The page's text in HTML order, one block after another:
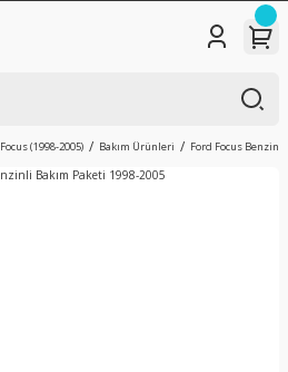
Focus (1998-2005) Bakım Ürünleri Ford Focus Benzinli